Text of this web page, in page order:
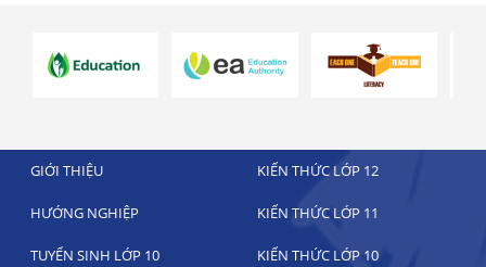
GIỚI THIỆU KIẾN THỨC LỚP 12
HƯỚNG NGHIỆP KIẾN THỨC LỚP 11
TUYỂN SINH LỚP 10 KIẾN THỨC LỚP 10